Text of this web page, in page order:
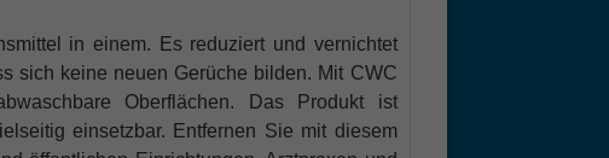
in einem. Es reduziert und vernichtet
sich keine neuen Gerüche bilden. Mit CWC
Oberflächen. Das Produkt ist
einsetzbar. Entfernen Sie mit diesem